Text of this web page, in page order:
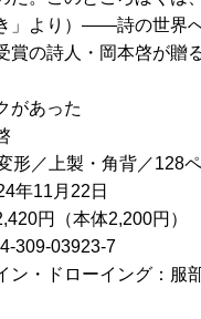
」より）――詩の世界
賞の詩人・岡本啓が贈
があった
形／上製・角背／128
年11⽉22日
円（本体2,200円）
309-03923-7
ン・ドローイング：服